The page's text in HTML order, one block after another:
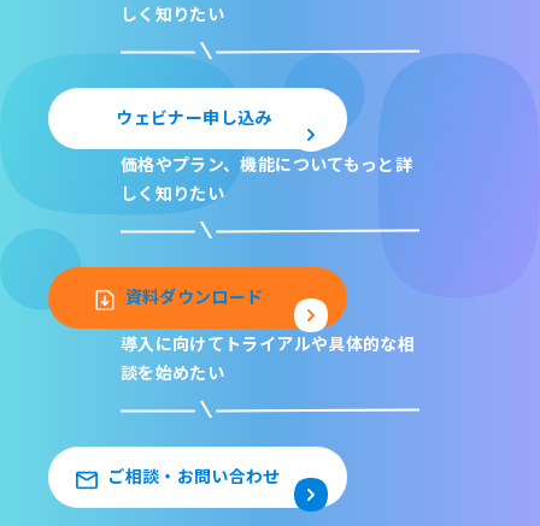
しく知りたい
ウェビナー申し込み
価格やプラン、機能についてもっと詳
しく知りたい
資料ダウンロード
導入に向けてトライアルや具体的な相
談を始めたい
ご相談・お問い合わせ